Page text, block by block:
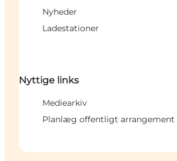
Nyheder
Ladestationer
Nyttige links
Mediearkiv
Planlæg offentligt arrangement